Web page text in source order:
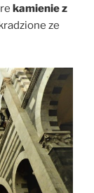
kamienie z
ze